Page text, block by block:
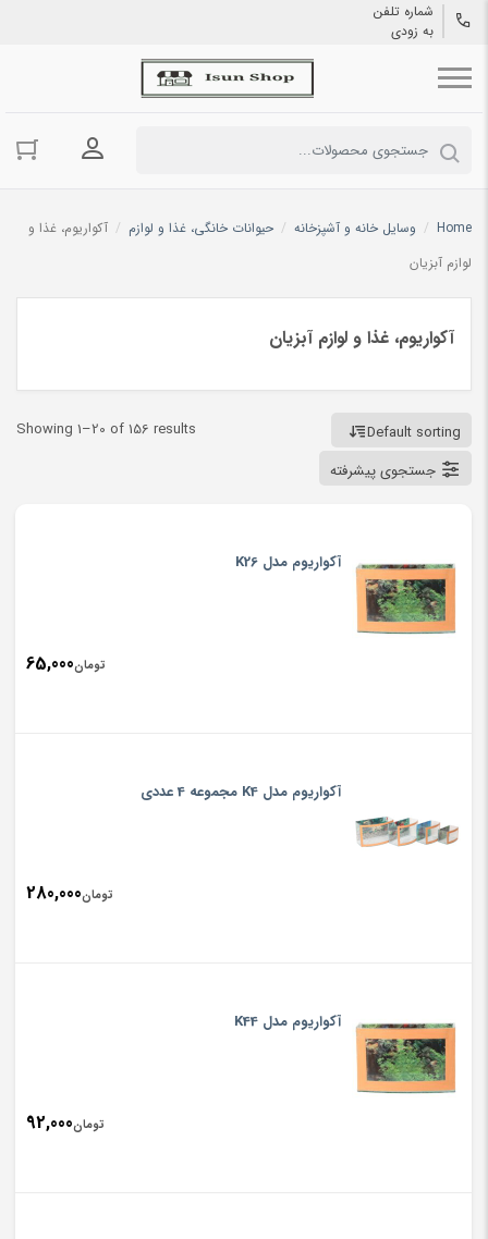
شماره تلفن
به زودی
ورود به
Home
/ وسایل خانه و آشپزخانه / حیوانات خانگی، غذا و لوازم / آکواریوم، غذا و
لوازم آبزیان
آکواریوم، غذا و لوازم آبزیان
Showing 1–20 of 156 results
Default sorting
جستجوی پیشرفته
آکواریوم مدل K26
تومان65,000
آکواریوم مدل K4 مجموعه 4 عددی
تومان280,000
آکواریوم مدل K44
تومان92,000